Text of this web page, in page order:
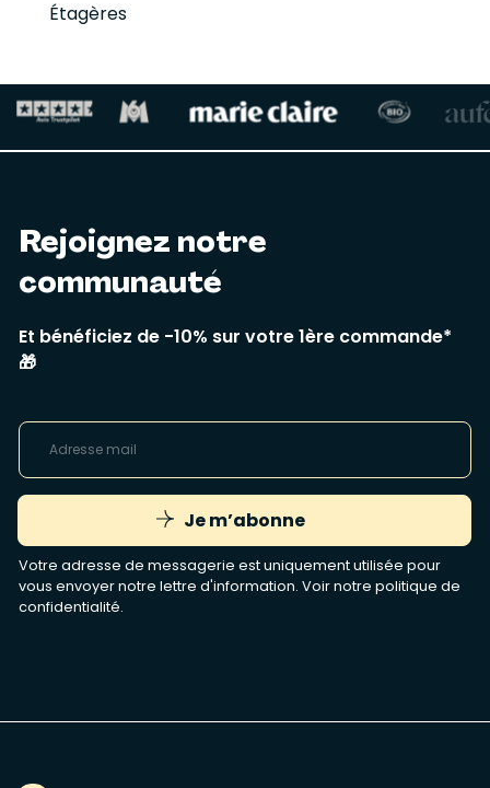
Étagères
Rejoignez notre
communauté
Et bénéficiez de -10% sur votre 1ère commande*
🎁
Je m’abonne
Votre adresse de messagerie est uniquement utilisée pour
vous envoyer notre lettre d'information. Voir notre politique de
confidentialité.